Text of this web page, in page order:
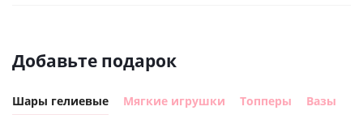
Добавьте подарок
Шары гелиевые Мягкие игрушки Топперы
Вазы